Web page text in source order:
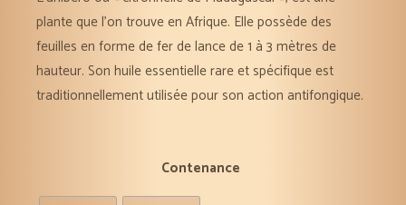
plante que l’on trouve en Afrique. Elle possède des
feuilles en forme de fer de lance de 1 à 3 mètres de
hauteur. Son huile essentielle rare et spécifique est
traditionnellement utilisée pour son action antifongique.
Contenance